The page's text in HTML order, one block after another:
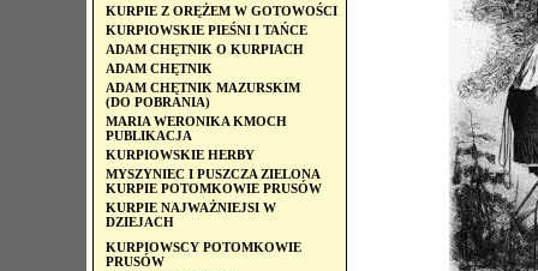
KURPIE Z ORĘŻEM W GOTOWOŚCI
KURPIOWSKIE PIEŚNI I TAŃCE
ADAM CHĘTNIK O KURPIACH
ADAM CHĘTNIK
ADAM CHĘTNIK MAZURSKIM
(DO POBRANIA)
MARIA WERONIKA KMOCH
PUBLIKACJA
KURPIOWSKIE HERBY
MYSZYNIEC I PUSZCZA ZIELONA
KURPIE POTOMKOWIE PRUSÓW
KURPIE NAJWAŻNIEJSI W
DZIEJACH
KURPIOWSCY POTOMKOWIE
PRUSÓW